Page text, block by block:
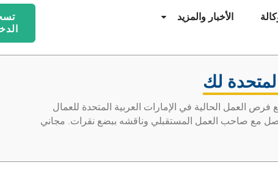
الأخبار والمزيد
لك
العمل الحالية في الإمارات العربية المتحدة للعمال
مع صاحب العمل المستقبلي وناقشه ببضع نقرات. مجاني